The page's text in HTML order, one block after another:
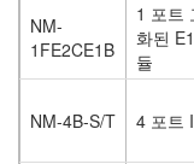
NM-
1FE2CE1B
1 포트
화된
듈
NM-4B-S/T 4 포트